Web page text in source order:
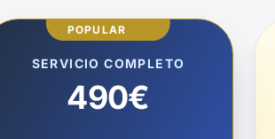
MÁS
POPULAR
SERVICIO COMPLETO
490€